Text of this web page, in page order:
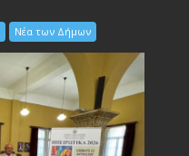
Νέα των Δήμων